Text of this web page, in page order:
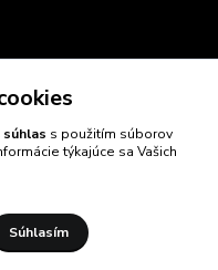
súhlas s použitím súborov
týkajúce sa Vašich
Súhlasím